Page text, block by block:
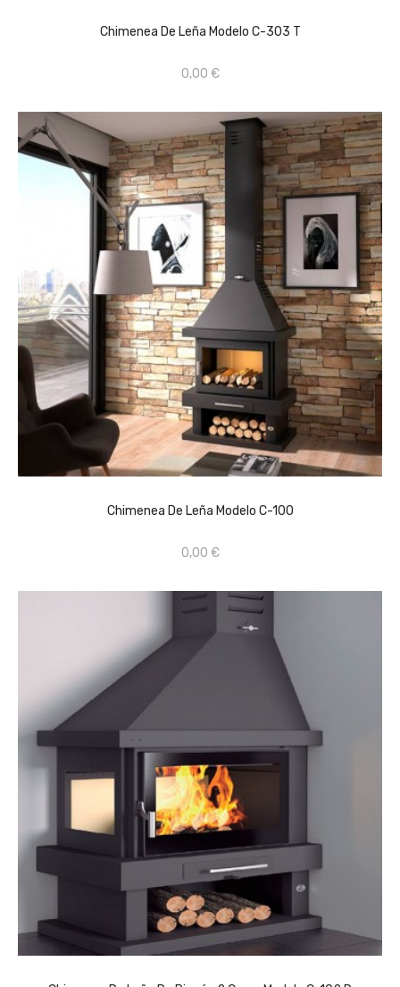
Chimenea De Leña Modelo C-303 T
0,00 €
AÑADIR AL CARRITO
Chimenea De Leña Modelo C-100
0,00 €
CONSULTAR PRECIO EN TIENDA FÍSICA 659670368
AÑADIR AL CARRITO
CONSULTAR PRECIO EN TIENDA FÍSICA ...